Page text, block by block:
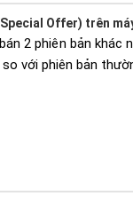
Offer) trên
2 phiên bản
với phiên bản